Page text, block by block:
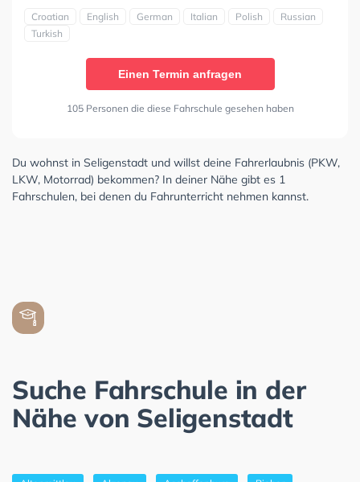
Croatian English German Italian Polish
Russian
Turkish
Einen Termin anfragen
105 Personen die diese Fahrschule gesehen haben
Du wohnst in Seligenstadt und willst deine Fahrerlaubnis (PKW,
LKW, Motorrad) bekommen? In deiner Nähe gibt es 1
Fahrschulen, bei denen du Fahrunterricht nehmen kannst.
Suche Fahrschule in der
Nähe von Seligenstadt